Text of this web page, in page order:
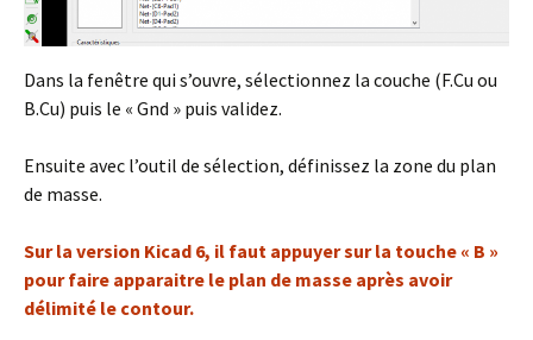
Dans la fenêtre qui s’ouvre, sélectionnez la couche (F.Cu ou
B.Cu) puis le « Gnd » puis validez.
Ensuite avec l’outil de sélection, définissez la zone du plan
de masse.
Sur la version Kicad 6, il faut appuyer sur la touche « B »
pour faire apparaitre le plan de masse après avoir
délimité le contour.